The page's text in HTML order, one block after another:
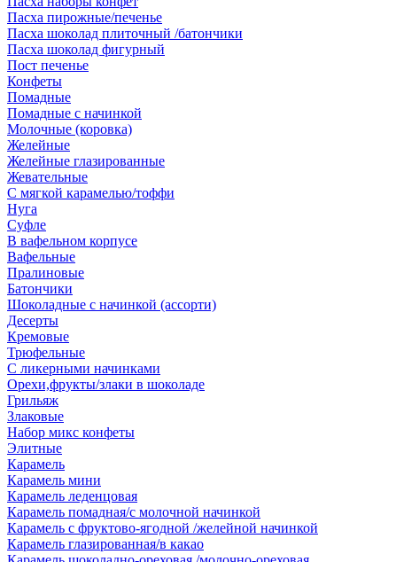
Пасха пирожные/печенье
Пасха шоколад плиточный /батончики
Пасха шоколад фигурный
Пост печенье
Конфеты
Помадные
Помадные с начинкой
Молочные (коровка)
Желейные
Желейные глазированные
Жевательные
С мягкой карамелью/тоффи
Нуга
Суфле
В вафельном корпусе
Вафельные
Пралиновые
Батончики
Шоколадные с начинкой (ассорти)
Десерты
Кремовые
Трюфельные
С ликерными начинками
Орехи,фрукты/злаки в шоколаде
Грильяж
Злаковые
Набор микс конфеты
Элитные
Карамель
Карамель мини
Карамель леденцовая
Карамель помадная/с молочной начинкой
Карамель с фруктово-ягодной /желейной начинкой
Карамель глазированная/в какао